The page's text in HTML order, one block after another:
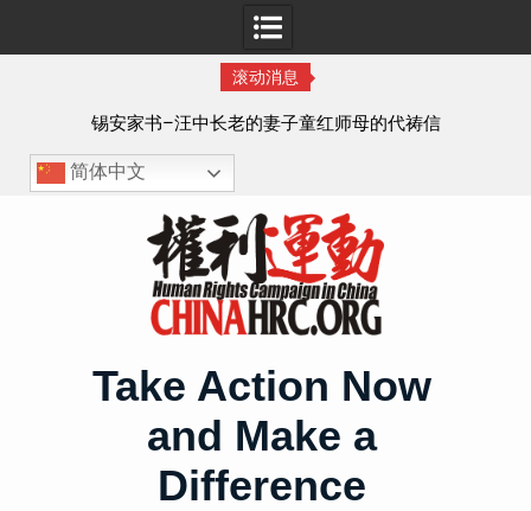
滚动消息
锡安家书–汪中长老的妻子童红⁩师母的代祷信
简体中文
Take Action Now
and Make a
Difference